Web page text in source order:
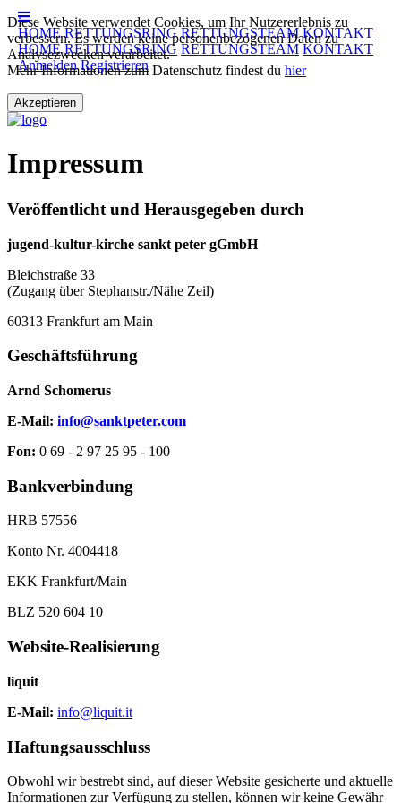
Diese Website verwendet Cookies, um Ihr Nutzererlebnis zu
verbessern. Es werden keine personenbezogenen Daten zu
Analysezwecken verarbeitet.
Mehr Informationen zum Datenschutz findest du hier
Akzeptieren
HOME RETTUNGSRING RETTUNGSTEAM KONTAKT
HOME RETTUNGSRING RETTUNGSTEAM KONTAKT
Anmelden Registrieren
Impressum
Veröffentlicht und Herausgegeben durch
jugend-kultur-kirche sankt peter gGmbH
Bleichstraße 33
(Zugang über Stephanstr./Nähe Zeil)
60313 Frankfurt am Main
Geschäftsführung
Arnd Schomerus
E-Mail: info@sanktpeter.com
Fon: 0 69 - 2 97 25 95 - 100
Bankverbindung
HRB 57556
Konto Nr. 4004418
EKK Frankfurt/Main
BLZ 520 604 10
Website-Realisierung
liquit
E-Mail: info@liquit.it
Haftungsausschluss
Obwohl wir bestrebt sind, auf dieser Website gesicherte und aktuelle
Informationen zur Verfügung zu stellen, können wir keine Gewähr